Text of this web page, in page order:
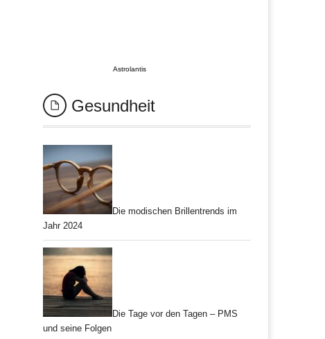
Astrolantis
Gesundheit
Die modischen Brillentrends im
Jahr 2024
Die Tage vor den Tagen – PMS
und seine Folgen